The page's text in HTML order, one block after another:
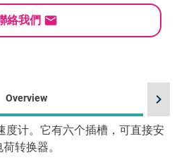
絡我們
Overview
度计。它有六个插槽，可直接安
转换器。
chevron_right